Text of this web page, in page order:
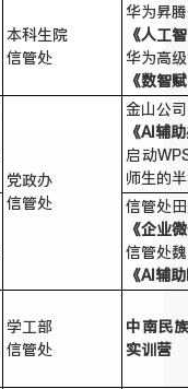
本科生院
信管处
华为昇
《人工
华为高
《数智
党政办
信管处
金山公
《AI辅
启动
师生的
信管处
《企业微
信管处
《AI辅
学工部
信管处
中南民
实训营